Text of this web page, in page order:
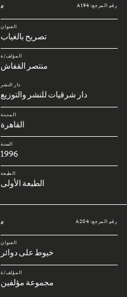
رقم المرجع: A194 #
العنوان
تصريح بالغياب
المؤلف/ة
منتصر القفاش
دار النشر
دار شرقيات للنشر والتوزيع
المدينة
القاهرة
السنة
1996
الطبعة
الطبعة الأولى
رقم المرجع: A204 #
العنوان
خيوط على دوائر
المؤلف/ة
مجموعة مؤلفين